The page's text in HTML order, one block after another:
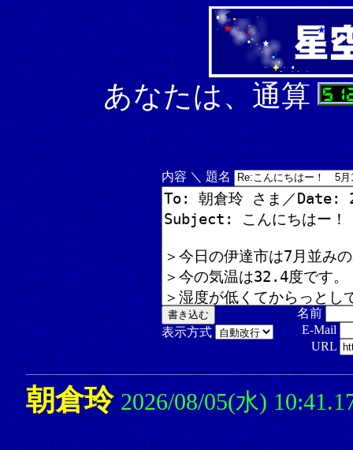
あなたは、通算
内容 ＼ 題名
表示方式
名前
E-Mail
URL
朝倉玲 2026/08/05(水)